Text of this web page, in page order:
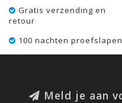
Gratis verzending en
retour
100 nachten proefslapen
Meld je aan